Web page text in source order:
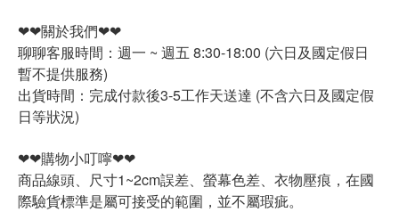
❤❤關於我們❤❤
聊聊客服時間：週一 ~ 週五 8:30-18:00 (六日及國定假日
暫不提供服務)
出貨時間：完成付款後3-5工作天送達 (不含六日及國定假
日等狀況)
❤❤購物小叮嚀❤❤
商品線頭、尺寸1~2cm誤差、螢幕色差、衣物壓痕，在國
際驗貨標準是屬可接受的範圍，並不屬瑕疵。